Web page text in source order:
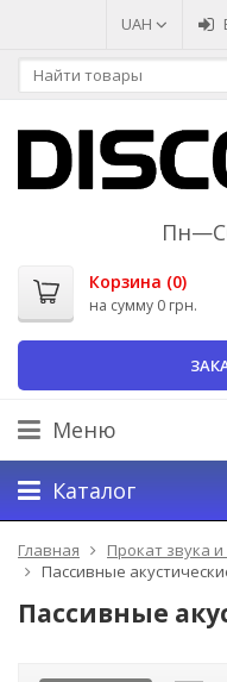
UAH
Корзина (0)
на сумму 0 грн.
Меню
Каталог
Главная Прокат звука и
Пассивные
Пассивные